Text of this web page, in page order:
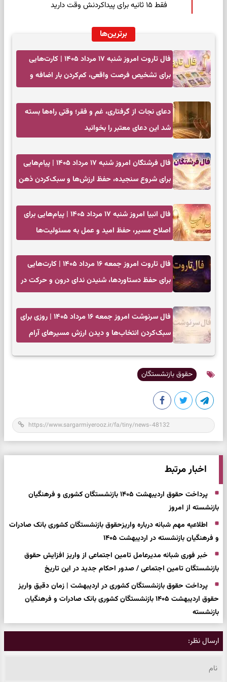
فقط ۱۵ ثانیه برای پیداکردنش وقت دارید
برترین‌ها
فال تاروت امروز شنبه ۱۷ مرداد ۱۴۰۵ | کارت‌هایی
برای تشخیص فرصت واقعی، کم‌کردن بار اضافه و
دعای نجات از گرفتاری، غم و فقر؛ وقتی راه‌ها بسته
شد این دعای معتبر را بخوانید
فال فرشتگان امروز شنبه ۱۷ مرداد ۱۴۰۵ | پیام‌هایی
برای شروع سنجیده، حفظ ارزش‌ها و سبک‌کردن ذهن
فال انبیا امروز شنبه ۱۷ مرداد ۱۴۰۵ | پیام‌هایی برای
اصلاح مسیر، حفظ امید و عمل به مسئولیت‌ها
فال تاروت امروز جمعه ۱۶ مرداد ۱۴۰۵ | کارت‌هایی
برای حفظ دستاوردها، شنیدن ندای درون و حرکت در
فال سرنوشت امروز جمعه ۱۶ مرداد ۱۴۰۵ | روزی برای
سبک‌کردن انتخاب‌ها و دیدن ارزش مسیرهای آرام
حقوق بازنشستگان
اخبار مرتبط
پرداخت حقوق اردیبهشت ۱۴۰۵ بازنشستگان کشوری و فرهنگیان
بازنشسته از امروز
اطلاعیه مهم شبانه درباره واریزحقوق بازنشستگان کشوری بانک صادرات
و فرهنگیان بازنشسته در اردیبهشت ۱۴۰۵
خبر فوری شبانه مدیرعامل تامین اجتماعی از واریز افزایش حقوق
بازنشستگان تامین اجتماعی / صدور احکام جدید در این تاریخ
پرداخت حقوق بازنشستگان کشوری در اردیبهشت | زمان دقیق واریز
حقوق اردیبهشت ۱۴۰۵ بازنشستگان کشوری بانک صادرات و فرهنگیان
بازنشسته
ارسال نظر: